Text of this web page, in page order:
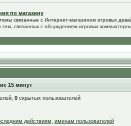
по магазину
связанные с Интернет-магазином игровых
тем, связанных с обсуждением игровых
15 минут
0скрытых пользователей
действиям именам пользователей